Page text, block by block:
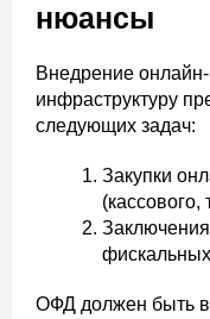
нюансы
Внедрение
инфраструктуру
следующих задач:
Закупки
(кассового,
ОФД должен быть